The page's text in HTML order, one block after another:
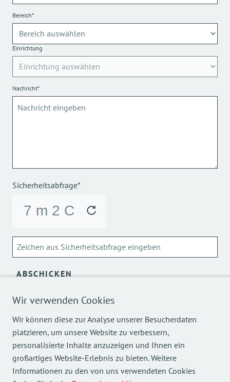
Wir verwenden Cookies
Wir können diese zur Analyse unserer Besucherdaten
platzieren, um unsere Website zu verbessern,
personalisierte Inhalte anzuzeigen und Ihnen ein
großartiges Website-Erlebnis zu bieten. Weitere
Informationen zu den von uns verwendeten Cookies
Bereich*
Einrichtung
Nachricht*
Sicherheitsabfrage*
ABSCHICKEN
Über die Verarbeitung meiner personenbezogenen Daten